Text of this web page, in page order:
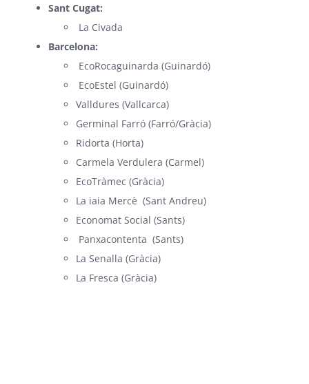
Sant Cugat:
La Civada
Barcelona:
EcoRocaguinarda (Guinardó)
EcoEstel (Guinardó)
Valldures (Vallcarca)
Germinal Farró (Farró/Gràcia)
Ridorta (Horta)
Carmela Verdulera (Carmel)
EcoTràmec (Gràcia)
La iaia Mercè (Sant Andreu)
Economat Social (Sants)
Panxacontenta (Sants)
La Senalla (Gràcia)
La Fresca (Gràcia)